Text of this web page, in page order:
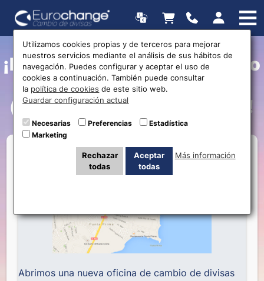
¡Próxima apertura en Centro
Comercial Punta Marina
(Punta Prima – Torrevieja)!
Abrimos una nueva oficina de cambio de divisas
Utilizamos cookies propias y de terceros para mejorar
nuestros servicios mediante el análisis de sus hábitos de
navegación. Puedes configurar y aceptar el uso de
cookies a continuación. También puede consultar
la política de cookies de este sitio web.
Guardar configuración actual
Necesarias Preferencias
Estadística
Marketing
Rechazar
todas
Aceptar
todas
Más información